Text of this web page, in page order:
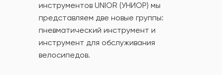
инструментов UNIOR (УНИОР) мы
представляем две новые группы:
пневматический инструмент и
инструмент для обслуживания
велосипедов.